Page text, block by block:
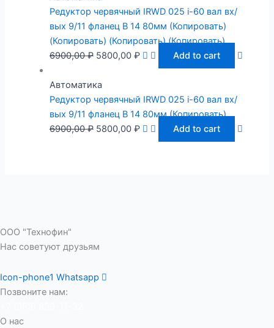
Редуктор червячный IRWD 025 i-60 вал вх/
вых 9/11 фланец B 14 80мм (Копировать)
(Копировать) (Копировать) (Копировать)
6900,00₽ 5800,00 ₽ Add to cart
Автоматика
Редуктор червячный IRWD 025 i-60 вал вх/
вых 9/11 фланец B 14 80мм (Копировать)
6900,00₽ 5800,00 ₽ Add to cart
ООО "Технофин"
Нас советуют друзьям
Icon-phone1 Whatsapp
Позвоните нам:
О нас